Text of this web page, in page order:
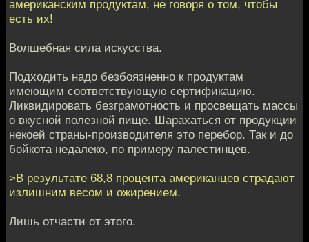
американским продуктам, не говоря о том, чтобы
есть их!
Волшебная сила искусства.
Подходить надо безбоязненно к продуктам
имеющим соответствующую сертификацию.
Ликвидировать безграмотность и просвещать массы
о вкусной полезной пище. Шарахаться от продукции
некоей страны-производителя это перебор. Так и до
бойкота недалеко, по примеру палестинцев.
>В результате 68,8 процента американцев страдают
излишним весом и ожирением.
Лишь отчасти от этого.